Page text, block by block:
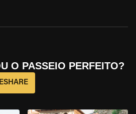
O PASSEIO PERFEITO?